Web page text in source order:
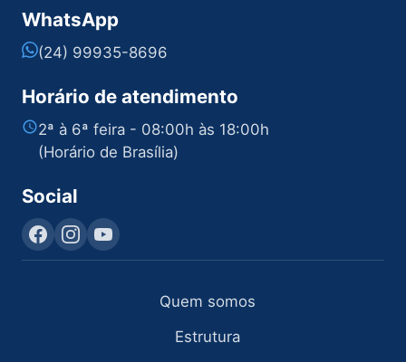
WhatsApp
(24) 99935-8696
Horário de atendimento
2ª à 6ª feira - 08:00h às 18:00h
(Horário de Brasília)
Social
Quem somos
Estrutura